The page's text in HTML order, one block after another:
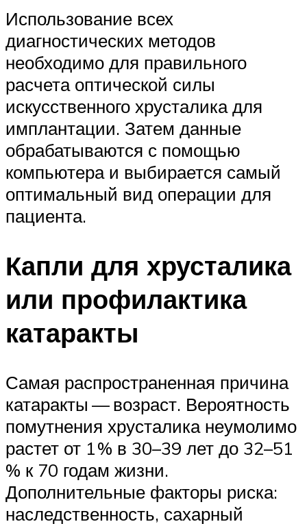
Использование всех
диагностических методов
необходимо для правильного
расчета оптической силы
искусственного хрусталика для
имплантации. Затем данные
обрабатываются с помощью
компьютера и выбирается самый
оптимальный вид операции для
пациента.
Капли для хрусталика
или профилактика
катаракты
Самая распространенная причина
катаракты — возраст. Вероятность
помутнения хрусталика неумолимо
растет от 1 % в 30–39 лет до 32–51
% к 70 годам жизни.
Дополнительные факторы риска:
наследственность, сахарный